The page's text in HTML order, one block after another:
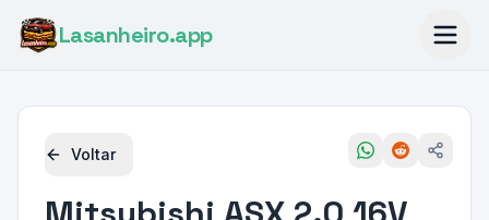
Lasanheiro.app
Voltar